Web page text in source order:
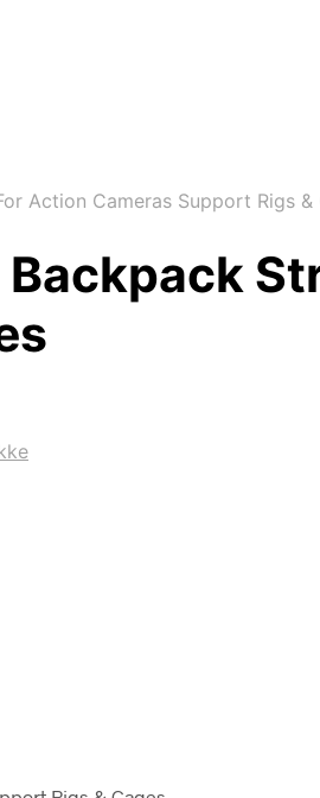
Action Cameras Support Rigs &